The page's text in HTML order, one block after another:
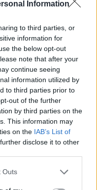
Information
to third parties, or
information for
the below opt-out
note that after your
continue seeing
information utilized by
to third parties prior to
out of the further
by third parties on the
This information may
on the IAB’s List of
disclose it to other
Outs
Henkilön Свадебный фотограф Москва 📷 (@fevana_photo) jakama julkaisu